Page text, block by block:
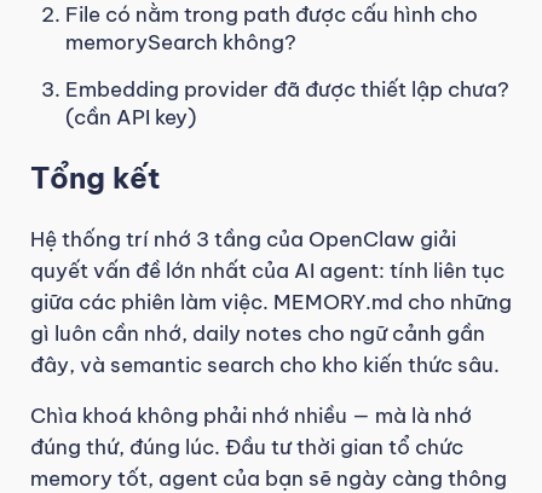
File có nằm trong path được cấu hình cho
memorySearch không?
Embedding provider đã được thiết lập chưa?
(cần API key)
Tổng kết
Hệ thống trí nhớ 3 tầng của OpenClaw giải
quyết vấn đề lớn nhất của AI agent: tính liên tục
giữa các phiên làm việc. MEMORY.md cho những
gì luôn cần nhớ, daily notes cho ngữ cảnh gần
đây, và semantic search cho kho kiến thức sâu.
Chìa khoá không phải nhớ nhiều — mà là nhớ
đúng thứ, đúng lúc. Đầu tư thời gian tổ chức
memory tốt, agent của bạn sẽ ngày càng thông